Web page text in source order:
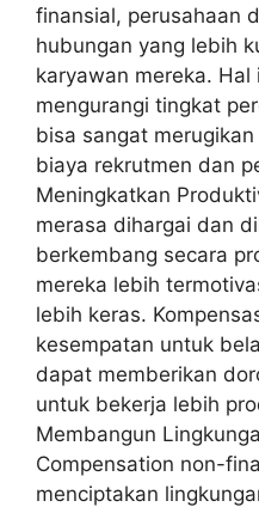
finansial, perusahaan
hubungan yang lebih
karyawan mereka. Hal
mengurangi tingkat
bisa sangat
biaya rekrutmen dan
Meningkatkan
merasa dihargai dan
berkembang secara
mereka lebih
lebih keras.
kesempatan untuk
dapat memberikan
untuk bekerja lebih
Membangun
Compensation non-
menciptakan